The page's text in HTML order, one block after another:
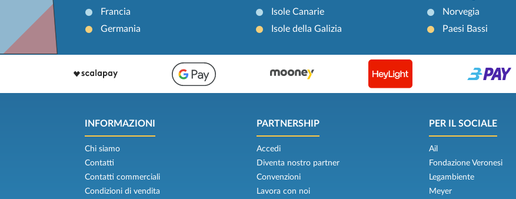
Francia
Germania
Isole Canarie
Isole della Galizia
Norvegia
Paesi Bassi
INFORMAZIONI
Chi siamo
Contatti
Contatti commerciali
Condizioni di vendita
PARTNERSHIP
Accedi
Diventa nostro partner
Convenzioni
Lavora con noi
PER IL SOCIALE
Ail
Fondazione Veronesi
Legambiente
Meyer